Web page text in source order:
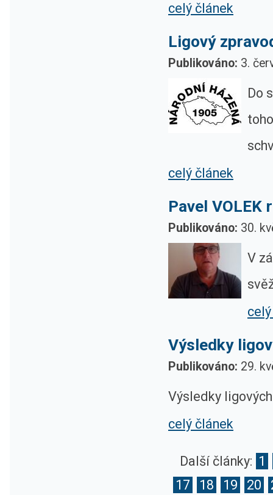
celý článek
Ligový
Publikováno: 3.
Do
celý článek
Pavel
Publikováno: 30.
V
Výsledky
Publikováno: 29.
Výsledky
celý článek
Další články: 1
17
18 19 20